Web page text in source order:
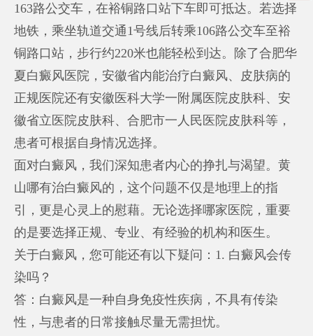
163路公交车，在裕铜路口站下车即可抵达。若选择
地铁，乘坐轨道交通1号线后转乘106路公交车至裕
铜路口站，步行约220米也能轻松到达。除了合肥华
夏白癜风医院，安徽省内能治疗白癜风、皮肤病的
正规医院还有安徽医科大学一附属医院皮肤科、安
徽省立医院皮肤科、合肥市一人民医院皮肤科等，
患者可根据自身情况选择。
面对白癜风，我们深知患者内心的挣扎与渴望。黄
山哪有治白癜风的，这个问题不仅是地理上的指
引，更是心灵上的慰藉。无论选择哪家医院，重要
的是要选择正规、专业、有经验的机构和医生。
关于白癜风，您可能还有以下疑问：1. 白癜风会传
染吗？
答：白癜风是一种自身免疫性疾病，不具有传染
性，与患者的日常接触尽量无需担忧。